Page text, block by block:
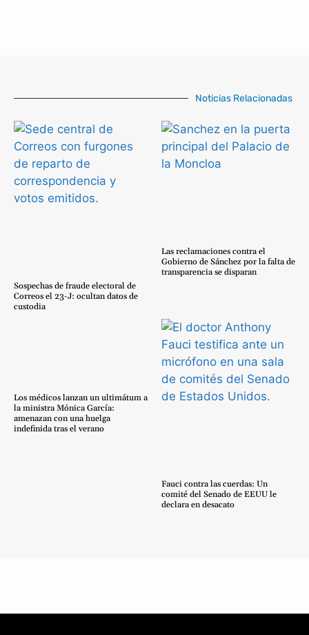
Noticias Relacionadas
Sospechas de fraude electoral de
Correos el 23-J: ocultan datos de
custodia
Las reclamaciones contra el
Gobierno de Sánchez por la falta de
transparencia se disparan
Los médicos lanzan un ultimátum a
la ministra Mónica García:
amenazan con una huelga
indefinida tras el verano
Fauci contra las cuerdas: Un
comité del Senado de EEUU le
declara en desacato